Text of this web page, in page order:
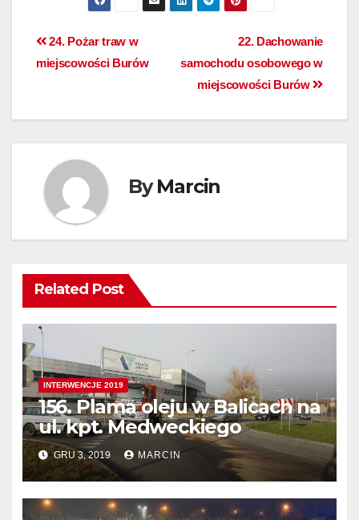
22. Dachowanie
samochodu osobowego w
miejscowości Burów
24. Pożar traw w
miejscowości Burów
ByMarcin
Related Post
INTERWENCJE 2019
156. Plama oleju w Balicach na
ul. kpt. Medweckiego
GRU 3, 2019 MARCIN